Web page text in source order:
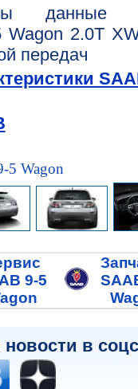
данные
Wagon 2.0T
передач
5 Wagon
9-5
в